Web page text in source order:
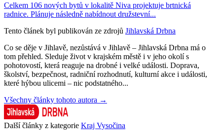
Celkem 106 nových bytů v lokalitě Niva projektuje brtnická
radnice. Plánuje následně nabídnout družstevní...
Tento článek byl publikován ze zdrojů Jihlavská Drbna
Co se děje v Jihlavě, nezůstává v Jihlavě – Jihlavská Drbna má o
tom přehled. Sleduje život v krajském městě i v jeho okolí s
pohotovostí, která reaguje na drobné i velké události. Doprava,
školství, bezpečnost, radniční rozhodnutí, kulturní akce i události,
které hýbou ulicemi – nic podstatného...
Všechny články tohoto autora →
Další články z kategorie Kraj Vysočina